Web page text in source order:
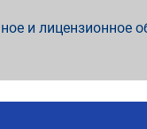
и лицензионное